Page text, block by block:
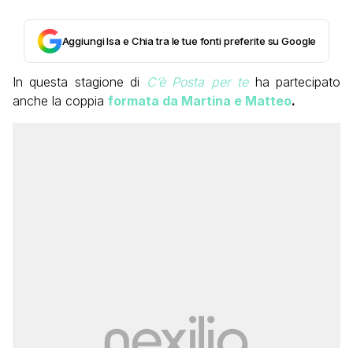
Aggiungi Isa e Chia tra le tue fonti preferite su Google
In questa stagione di C’è Posta per teha partecipato
anche la coppia formata da Martina e Matteo.